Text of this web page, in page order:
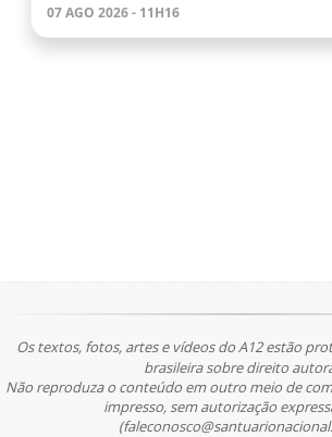
07 AGO 2026 - 11H16
Os textos, fotos, artes e vídeos do A12 estão
brasileira sobre direito
Não reproduza o conteúdo em outro meio de
impresso, sem autorização